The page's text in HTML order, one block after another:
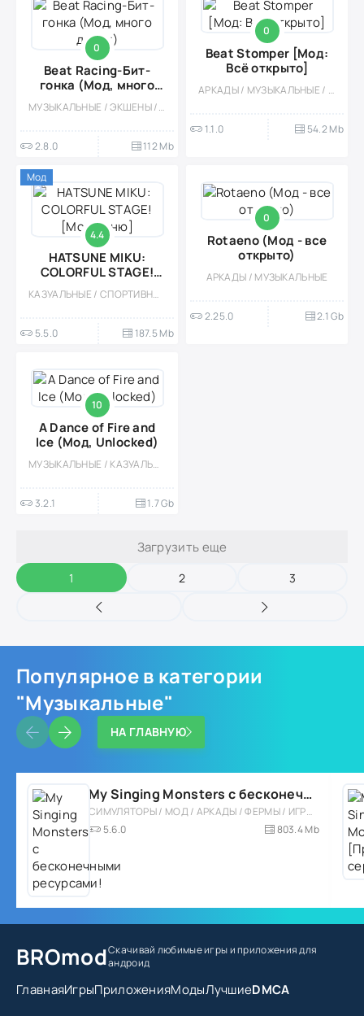
0
Beat Racing-Бит-
гонка (Мод, много
денег)
МУЗЫКАЛЬНЫЕ / ЭКШЕНЫ / АРКАДЫ / ОДНОПОЛЬЗОВАТЕЛЬСКИЕ / АБСТРАКЦИЯ / ОФЛАЙН / МОД / ВСТРОЕННЫЙ КЕШ
2.8.0 112 Mb
0
Beat Stomper [Мод:
Всё открыто]
АРКАДЫ / МУЗЫКАЛЬНЫЕ / ДЛЯ ВСЕЙ СЕМЬИ / ЭКШЕНЫ / ОДНОПОЛЬЗОВАТЕЛЬСКИЕ / ОФЛАЙН / МОД / ВСТРОЕННЫЙ КЕШ / МАЛЕНЬКАЯ
1.1.0 54.2 Mb
4.4
HATSUNE MIKU:
COLORFUL STAGE!
[Мод меню]
КАЗУАЛЬНЫЕ / СПОРТИВНЫЕ / МУЗЫКАЛЬНЫЕ / АРКАДЫ / ОДНОПОЛЬЗОВАТЕЛЬСКИЕ / СТИЛИЗАЦИЯ / АНИМЕ / МОД
5.5.0 187.5 Mb
Мод
0
Rotaeno (Мод - все
открыто)
АРКАДЫ / МУЗЫКАЛЬНЫЕ
2.25.0 2.1 Gb
10
A Dance of Fire and
Ice (Мод, Unlocked)
МУЗЫКАЛЬНЫЕ / КАЗУАЛЬНЫЕ / АБСТРАКЦИЯ / ФЭНТЕЗИ
3.2.1 1.7 Gb
Загрузить еще
1 2 3
Популярное в категории
"Музыкальные"
НА ГЛАВНУЮ
My Singing Monsters с бесконечными ресурсами!
СИМУЛЯТОРЫ / МОД / АРКАДЫ / ФЕРМЫ / ИГРЫ / ДЛЯ ДЕТЕЙ / ДЕВОЧКАМ / ОДНОПОЛЬЗОВАТЕЛЬСКИЕ / СТИЛИЗАЦИЯ / ВСТРОЕННЫЙ КЕШ / МУЗЫКАЛЬНЫЕ
5.6.0
803.4 Mb
BROmodСкачивай любимые игрыи приложения для
андроид
ГлавнаяИгрыПриложенияМодыЛучшиеDMCA